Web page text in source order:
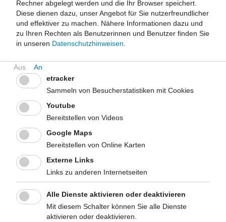
Gesundheitspreis 2022: Fachkräftegewinnung im
Gesundheitswesen
Gesundheitspreis 2020: Seelische Gesundheit im Alter
Gesundheitspreis 2019: Integrierte Präventionsprojekte -
Gesundheit in allen Politikbereichen
Gesundheitspreis 2017: Angekommen in Nordrhein-
Westfalen: Flüchtlinge im Gesundheitswesen
Gesundheitspreis 2016: Selbstbestimmung von Patientinnen
und Patienten stärken
Versorgung von Menschen in prekären Lebenslagen
Gesundheitspreis 2014: Verbesserung der gesundheitlichen
Versorgung von Menschen mit Behinderungen
Gesundheitspreis 2013: Arzneimitteltherapiesicherheit
Rechner abgelegt werden und die Ihr Browser speichert.
Diese dienen dazu, unser Angebot für Sie nutzerfreundlicher
und effektiver zu machen. Nähere Informationen dazu und
zu Ihren Rechten als Benutzerinnen und Benutzer finden Sie
in unseren Datenschutzhinweisen.
etracker
Sammeln von Besucherstatistiken mit Cookies
Youtube
Bereitstellen von Videos
Google Maps
Bereitstellen von Online Karten
Externe Links
Links zu anderen Internetseiten
Alle Dienste aktivieren oder deaktivieren
Mit diesem Schalter können Sie alle Dienste
aktivieren oder deaktivieren.